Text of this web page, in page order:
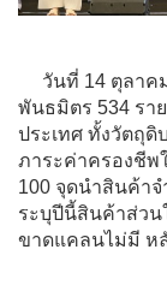
วันที่ 14 ตุลาค
พันธมิตร 534 รา
ประเทศ ทั้งวัตถุดิ
ภาระค่าครองชีพ
100 จุดนำสินค้า
ระบุปีนี้สินค้าส่ว
ขาดแคลนไม่มี ห